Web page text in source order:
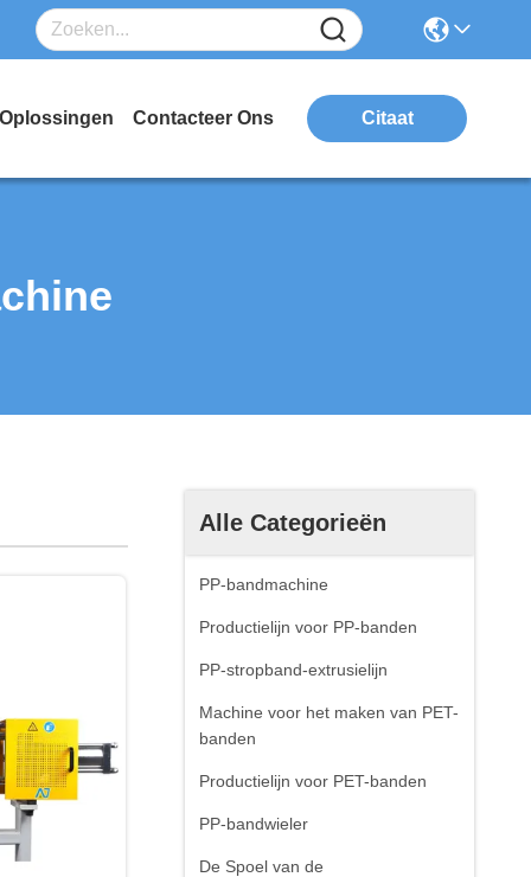
Oplossingen Contacteer Ons Citaat
Alle Categorieën
PP-bandmachine
Productielijn voor PP-banden
PP-stropband-extrusielijn
Machine voor het maken van PET-
banden
Productielijn voor PET-banden
PP-bandwieler
De Spoel van de